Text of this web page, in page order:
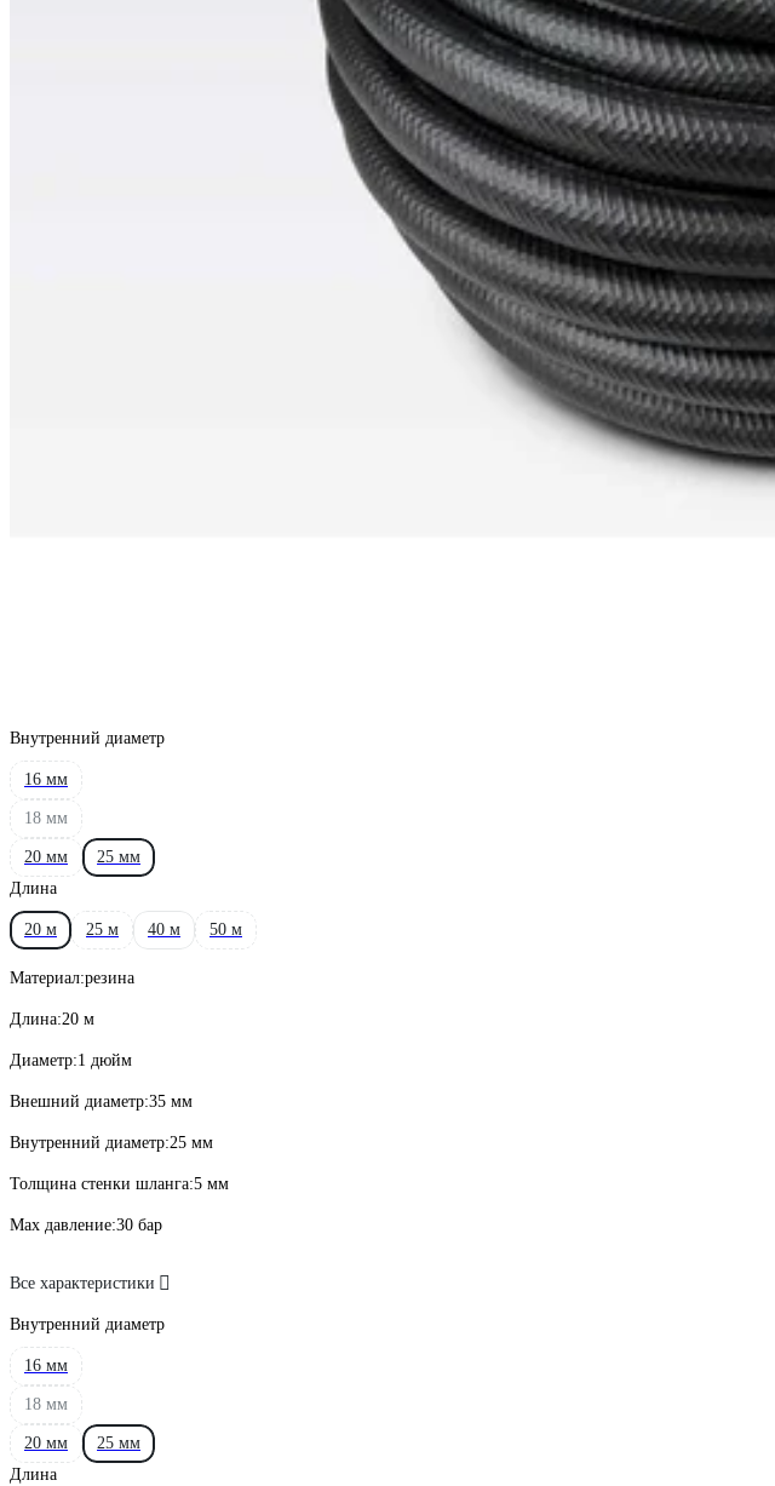
Внутренний диаметр
16 мм
18 мм
20 мм
25 мм
Длина
20 м 25 м 40 м 50 м
Материал:резина
Длина:20 м
Диаметр:1 дюйм
Внешний диаметр:35 мм
Внутренний диаметр:25 мм
Толщина стенки шланга:5 мм
Max давление:30 бар
Все характеристики
Внутренний диаметр
16 мм
18 мм
20 мм
25 мм
Длина